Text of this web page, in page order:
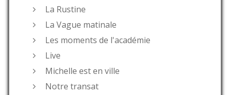
La Rustine
La Vague matinale
Les moments de l'académie
Live
Michelle est en ville
Notre transat